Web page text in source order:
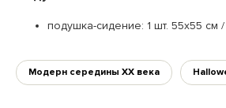
подушка-сидение: 1 шт. 55х55 см
Модерн середины XX века